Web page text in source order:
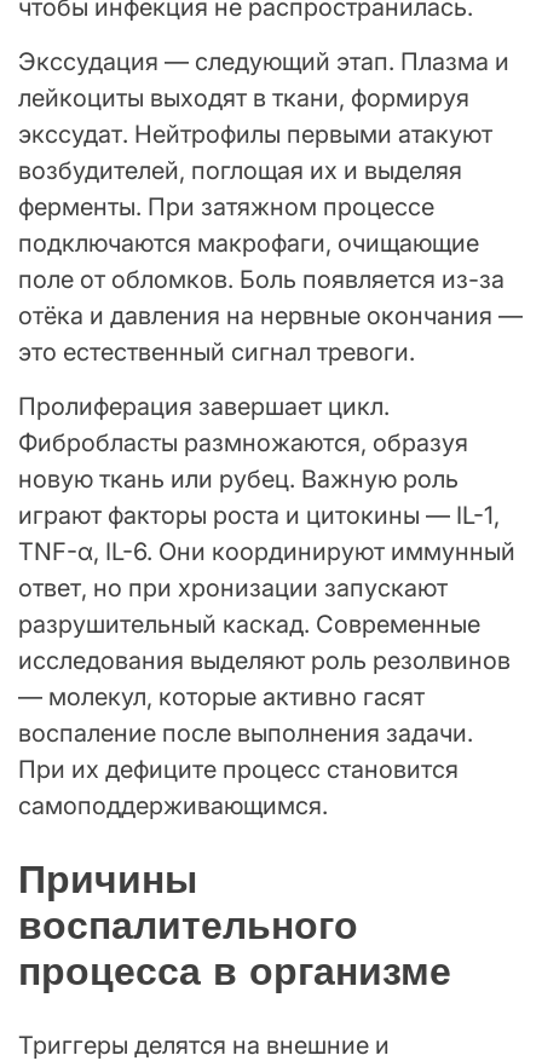
чтобы инфекция не распространилась.
Экссудация — следующий этап. Плазма и
лейкоциты выходят в ткани, формируя
экссудат. Нейтрофилы первыми атакуют
возбудителей, поглощая их и выделяя
ферменты. При затяжном процессе
подключаются макрофаги, очищающие
поле от обломков. Боль появляется из-за
отёка и давления на нервные окончания —
это естественный сигнал тревоги.
Пролиферация завершает цикл.
Фибробласты размножаются, образуя
новую ткань или рубец. Важную роль
играют факторы роста и цитокины — IL-1,
TNF-α, IL-6. Они координируют иммунный
ответ, но при хронизации запускают
разрушительный каскад. Современные
исследования выделяют роль резолвинов
— молекул, которые активно гасят
воспаление после выполнения задачи.
При их дефиците процесс становится
самоподдерживающимся.
Причины
воспалительного
процесса в организме
Триггеры делятся на внешние и